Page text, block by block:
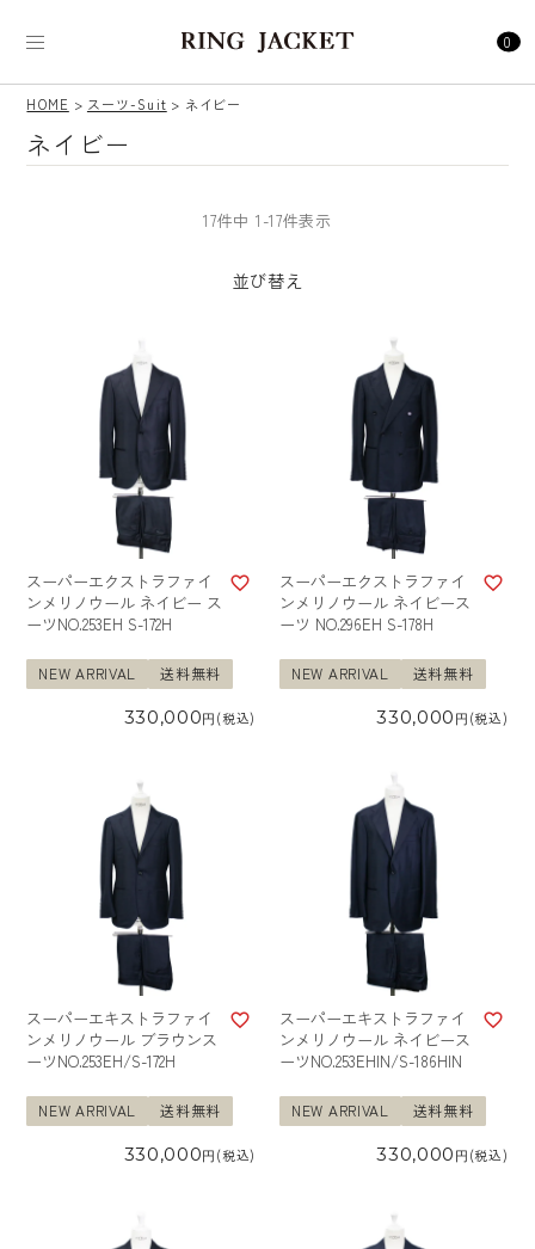
0
HOME スーツ-Suit ネイビー
ネイビー
並び替え
17件中 1 -17件表示
スーパーエクストラファイ
ンメリノウール ネイビー ス
ーツNO.253EH S-172H
NEW ARRIVAL 送料無料
330,000 税込
スーパーエクストラファイ
ンメリノウール ネイビース
ーツ NO.296EH S-178H
NEW ARRIVAL 送料無料
330,000 税込
スーパーエキストラファイ
ンメリノウール ブラウンス
ーツNO.253EH/S-172H
NEW ARRIVAL 送料無料
330,000 税込
スーパーエキストラファイ
ンメリノウール ネイビース
ーツNO.253EHIN/S-186HIN
NEW ARRIVAL 送料無料
330,000 税込